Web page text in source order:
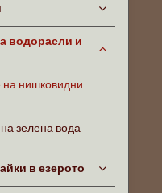
водорасли и
нишковидни
зелена вода
в езерото